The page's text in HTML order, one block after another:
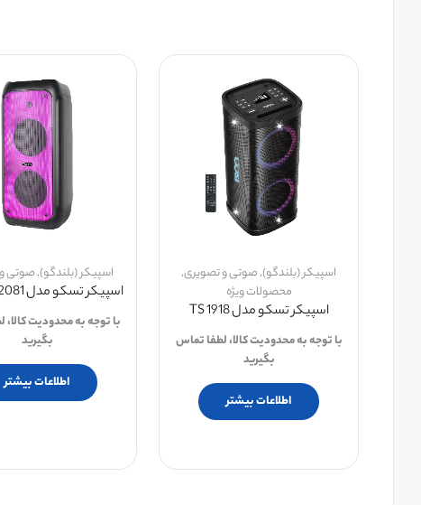
اسپیکر (بلندگو),صوتی و تصویری,
محصولات ویژه
اسپیکر تسکو مدل TS 1918
با توجه به محدودیت کالا، لطفا تماس
بگیرید
اطلاعات بیشتر
اسپیکر (بلندگو),صوتی
اسپیکر تسکو مدل Tsco TS 2081
با توجه به محدودیت
بگیرید
اطلاعات بیشتر